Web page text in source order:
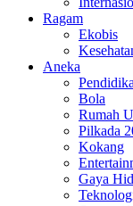
Ragam
Ekobis
Aneka
Bola
Rumah
Pilkada
Kokang
Gaya